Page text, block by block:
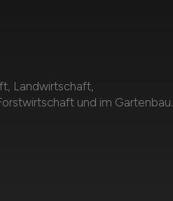
Landwirtschaft,
und im Gartenbau.